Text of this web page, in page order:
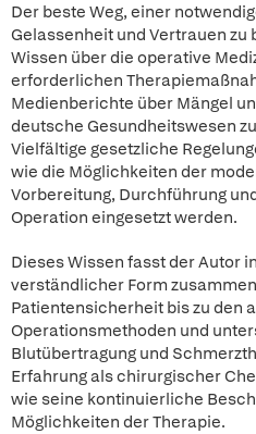
Der beste Weg, einer
Gelassenheit und Vertrauen zu
Wissen über die operative
erforderlichen
Medienberichte über Mängel
deutsche Gesundheitswesen
Vielfältige gesetzliche
wie die Möglichkeiten der
Vorbereitung, Durchführung
Operation eingesetzt werden.
Dieses Wissen fasst der Autor
verständlicher Form
Patientensicherheit bis zu den
Operationsmethoden und
Blutübertragung und
Erfahrung als chirurgischer
wie seine kontinuierliche
Möglichkeiten der Therapie.